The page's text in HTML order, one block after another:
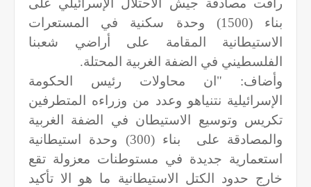
رأفت مصادقة جيش الاحتلال الإسرائيلي على
بناء (1500) وحدة سكنية في المستعرات
الاستيطانية المقامة على أراضي شعبنا
الفلسطيني في الضفة الغربية المحتلة.
وأضاف: "ان محاولات رئيس الحكومة
الإسرائيلية نتنياهو وعدد من وزراءه المتطرفين
تكريس وتوسيع الاستيطان في الضفة الغربية
والمصادقة على بناء (300) وحدة استيطانية
استعمارية جديدة في مستوطنات معزولة تقع
خارج حدود الكتل الاستيطانية ما هو الا تأكيد